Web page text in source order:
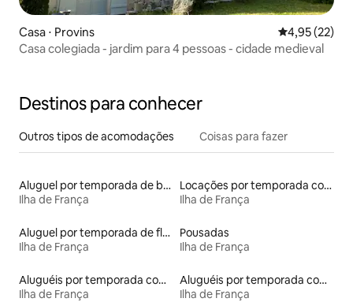
Casa ⋅ Provins 4,95 de uma
4,95 (22)
Casa colegiada - jardim para 4 pessoas - cidade medieval
Destinos para conhecer
Outros tipos de acomodações Coisas para fazer
Aluguel por temporada de barcos
Ilha de França
Locações por temporada com piscina
Ilha de França
Aluguel por temporada de flats
Ilha de França
Pousadas
Ilha de França
Aluguéis por temporada com suítes privativas
Ilha de França
Aluguéis por temporada com caiaque
Ilha de França